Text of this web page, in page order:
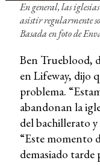
En general, las
asistir regularmente
Basada en foto de
Ben Trueblood,
en Lifeway, dijo
problema.
abandonan la
del bachillerato
“Este momento
demasiado tarde